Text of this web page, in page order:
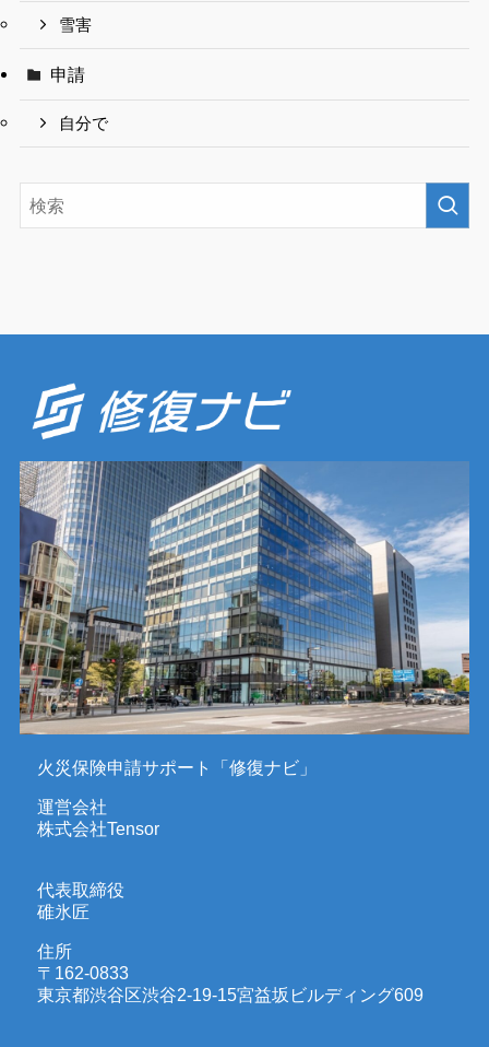
雪害
申請
自分で
火災保険申請サポート「修復ナビ」
運営会社
株式会社Tensor
代表取締役
碓氷匠
住所
〒162-0833
東京都渋谷区渋谷2-19-15宮益坂ビルディング609